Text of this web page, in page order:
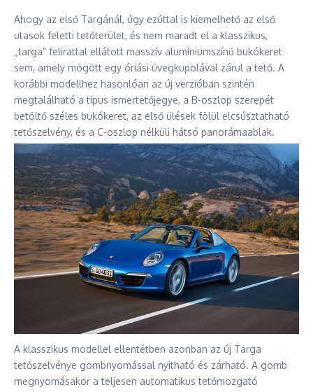
Ahogy az első Targánál, úgy ezúttal is kiemelhető az első
utasok feletti tetőterület, és nem maradt el a klasszikus,
„targa” felirattal ellátott masszív alumíniumszínű bukókeret
sem, amely mögött egy óriási üvegkupolával zárul a tető. A
korábbi modellhez hasonlóan az új verzióban szintén
megtalálható a típus ismertetőjegye, a B-oszlop szerepét
betöltő széles bukókeret, az első ülések fölül elcsúsztatható
tetőszelvény, és a C-oszlop nélküli hátsó panorámaablak.
A klasszikus modellel ellentétben azonban az új Targa
tetőszelvénye gombnyomással nyitható és zárható. A gomb
megnyomásakor a teljesen automatikus tetőmozgató